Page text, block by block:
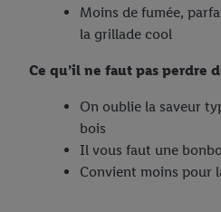
Moins de fumée,
la grillade cool
Ce qu’il ne faut pas perdre
On oublie la saveur
bois
Il vous faut une
Convient moins pour